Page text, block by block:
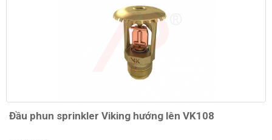
Đầu phun sprinkler Viking hướng lên VK108